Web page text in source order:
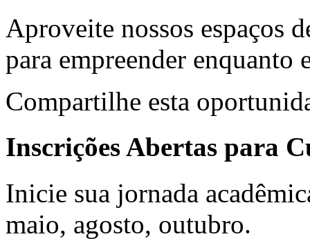
Aproveite nossos espaços
para empreender enquanto
Compartilhe esta
Inscrições Abertas para
Inicie sua jornada
maio, agosto, outubro.